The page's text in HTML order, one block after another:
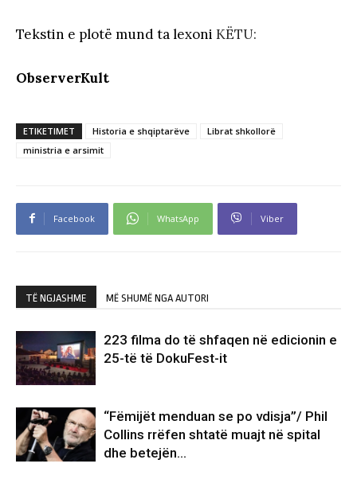
Tekstin e plotë mund ta lexoni KËTU:
ObserverKult
ETIKETIMET Historia e shqiptarëve
Librat shkollorë
ministria e arsimit
Facebook WhatsApp Viber
TË NGJASHME MË SHUMË NGA AUTORI
223 filma do të shfaqen në edicionin e
25-të të DokuFest-it
“Fëmijët menduan se po vdisja”/ Phil
Collins rrëfen shtatë muajt në spital
dhe betejën…